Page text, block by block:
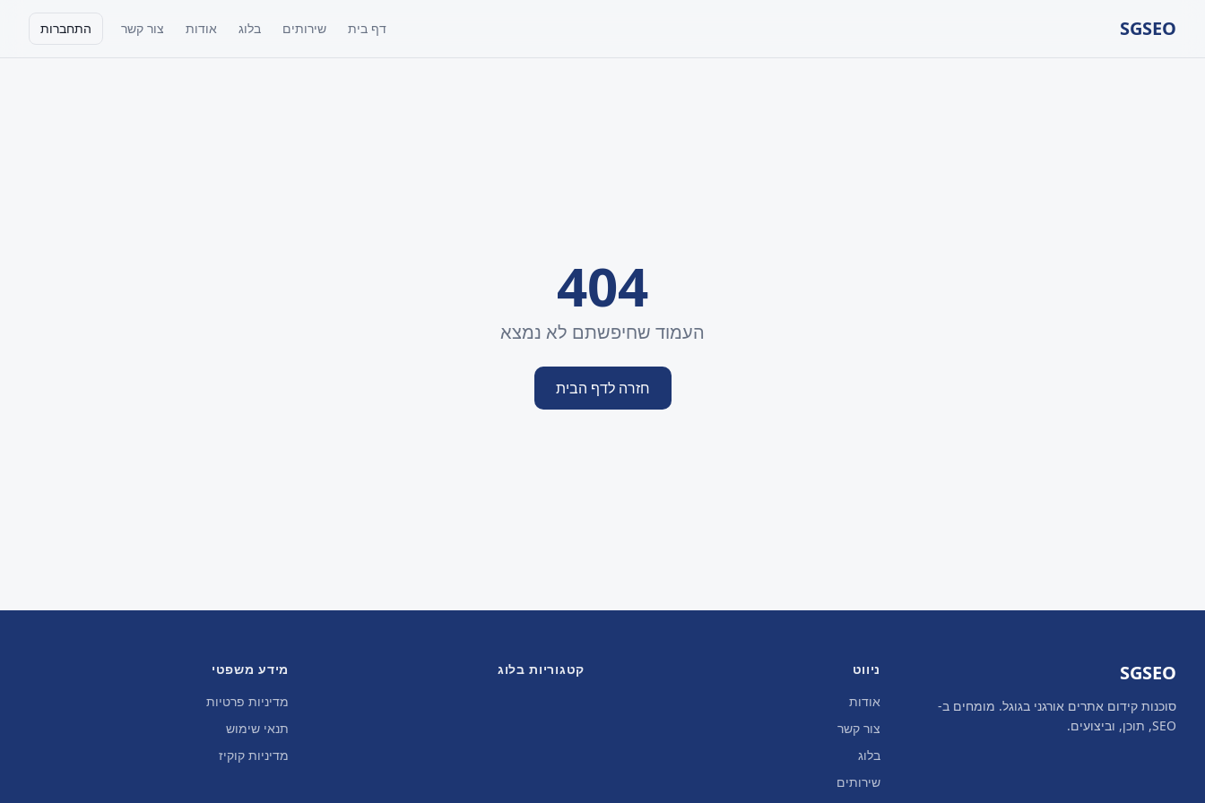
SGSEO דף בית שירותים בלוג אודות צור קשר התחברות
404
העמוד שחיפשתם לא נמצא
חזרה לדף הבית
SGSEO
סוכנות קידום אתרים אורגני בגוגל. מומחים ב-
SEO, תוכן, וביצועים.
ניווט
אודות
צור קשר
בלוג
שירותים
קטגוריות בלוג
מידע משפטי
מדיניות פרטיות
תנאי שימוש
מדיניות קוקיז